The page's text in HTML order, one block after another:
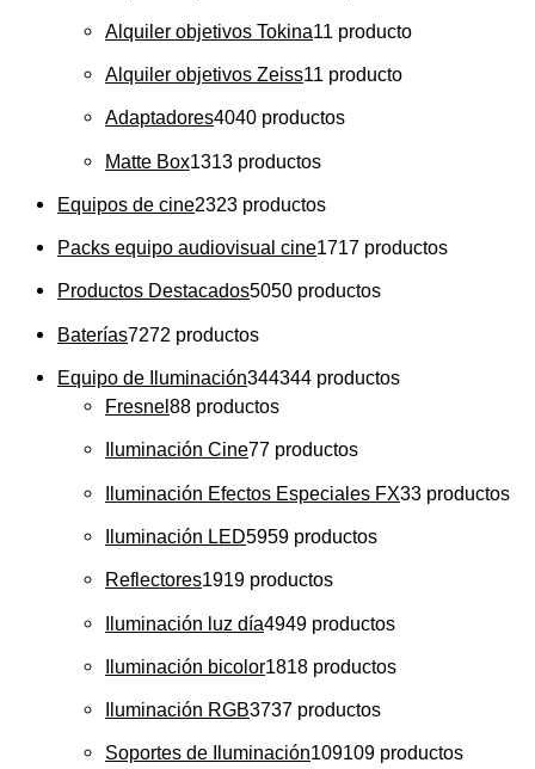
Alquiler objetivos Tokina11 producto
Alquiler objetivos Zeiss11 producto
Adaptadores4040 productos
Matte Box1313 productos
Equipos de cine2323 productos
Packs equipo audiovisual cine1717 productos
Productos Destacados5050 productos
Baterías7272 productos
Equipo de Iluminación344344 productos
Fresnel88 productos
Iluminación Cine77 productos
Iluminación Efectos Especiales FX33 productos
Iluminación LED5959 productos
Reflectores1919 productos
Iluminación luz día4949 productos
Iluminación bicolor1818 productos
Iluminación RGB3737 productos
Soportes de Iluminación109109 productos